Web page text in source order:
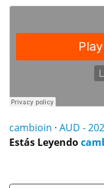
cambioin · AUD -
Estás Leyendo